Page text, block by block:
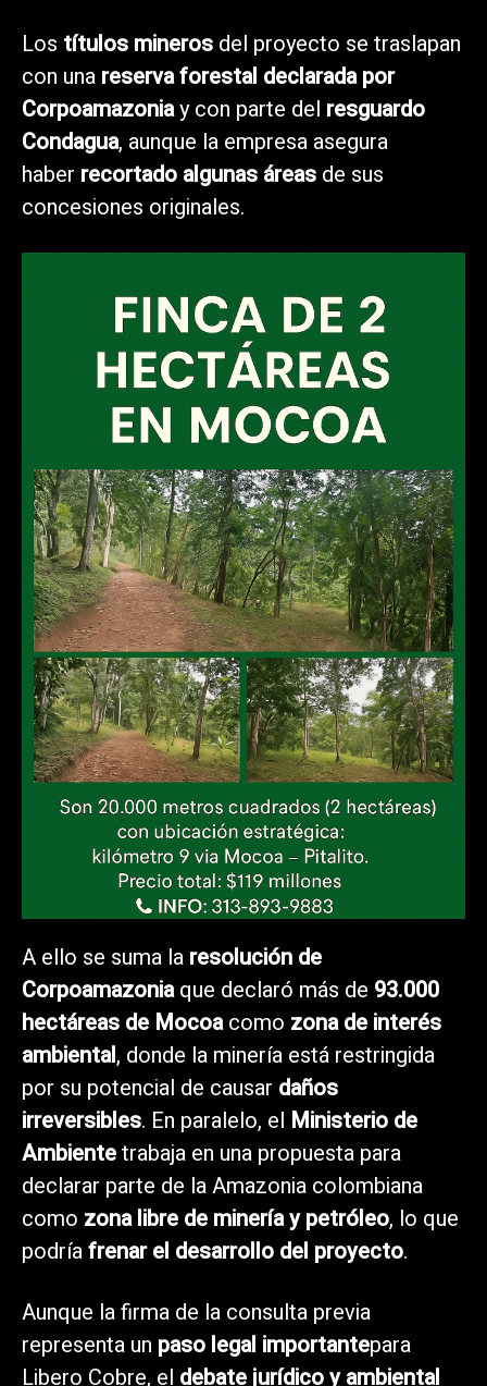
Los títulos mineros del proyecto se traslapan
con una reserva forestal declarada por
Corpoamazoniay con parte del resguardo
Condagua, aunque la empresa asegura
haber recortado algunas áreas de sus
concesiones originales.
A ello se suma la resolución de
Corpoamazoniaque declaró más de 93.000
hectáreas de Mocoacomo zona de interés
ambiental, donde la minería está restringida
por su potencial de causar daños
irreversibles. En paralelo, el Ministerio de
Ambientetrabaja en una propuesta para
declarar parte de la Amazonia colombiana
como zona libre de minería y petróleo, lo que
podríafrenar el desarrollo del proyecto.
Aunque la firma de la consulta previa
representa un paso legal importantepara
Libero Cobre, el debate jurídico y ambiental